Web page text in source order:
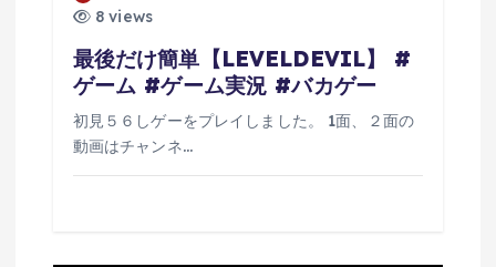
8 views
最後だけ簡単【LEVELDEVIL】 #
ゲーム #ゲーム実況 #バカゲー
初見５６しゲーをプレイしました。 1面、２面の
動画はチャンネ…